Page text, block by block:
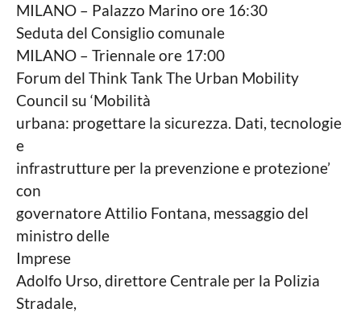
MILANO – Palazzo Marino ore 16:30
Seduta del Consiglio comunale
MILANO – Triennale ore 17:00
Forum del Think Tank The Urban Mobility
Council su ‘Mobilità
urbana: progettare la sicurezza. Dati, tecnologie
e
infrastrutture per la prevenzione e protezione’
con
governatore Attilio Fontana, messaggio del
ministro delle
Imprese
Adolfo Urso, direttore Centrale per la Polizia
Stradale,